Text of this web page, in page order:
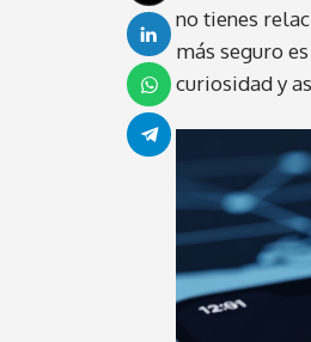
no tienes
más seguro
curiosidad y